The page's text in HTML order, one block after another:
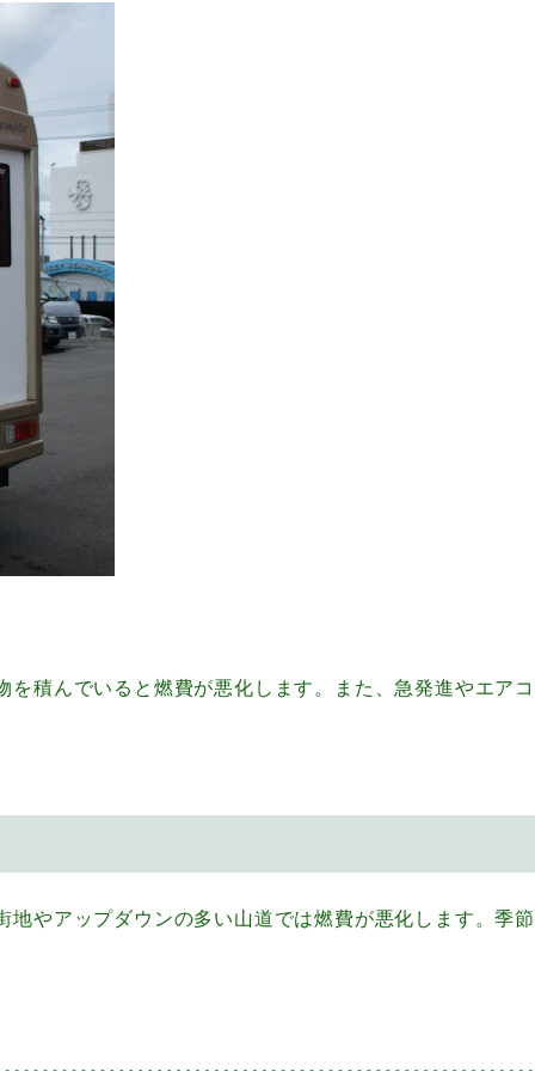
積んでいると燃費が悪化します。また、急発進やエアコ
やアップダウンの多い山道では燃費が悪化します。季節